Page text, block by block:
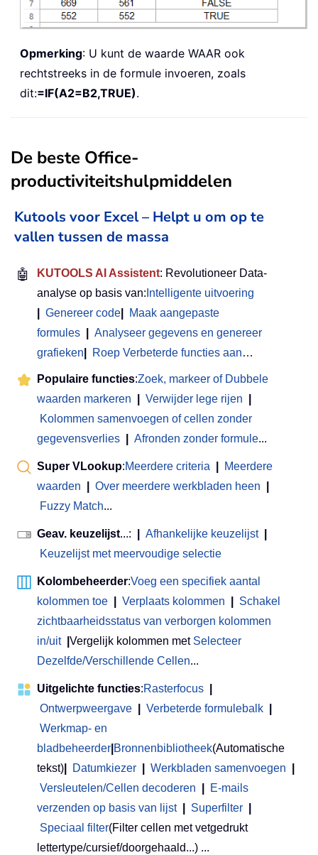
Opmerking: U kunt de waarde WAAR ook
rechtstreeks in de formule invoeren, zoals
dit:=IF(A2=B2,TRUE).
De beste Office-
productiviteitshulpmiddelen
Kutools voor Excel – Helpt u om op te
vallen tussen de massa
🤖 KUTOOLS AI Assistent: Revolutioneer Data-
analyse op basis van: Intelligente uitvoering
Genereer code
Maak aangepaste
formules
Analyseer gegevens en genereer
grafieken
Roep Verbeterde functies aan…
Populaire functies:Zoek, markeer of Dubbele
waarden markeren
Verwijder lege rijen
Kolommen samenvoegen of cellen zonder
gegevensverlies
Afronden zonder formule...
Super VLookup:Meerdere criteria
Meerdere
waarden
Over meerdere werkbladen heen
Fuzzy Match...
Geav. keuzelijst...: Afhankelijke keuzelijst
Keuzelijst met meervoudige selectie
Kolombeheerder:Voeg een specifiek aantal
kolommen toe
Verplaats kolommen
Schakel
zichtbaarheidsstatus van verborgen kolommen
in/uit
Vergelijk kolommen met Selecteer
Dezelfde/Verschillende Cellen...
Uitgelichte functies:Rasterfocus
Ontwerpweergave
Verbeterde formulebalk
Werkmap- en
bladbeheerder Bronnenbibliotheek(Automatische
tekst)
Datumkiezer Werkbladen samenvoegen
Versleutelen/Cellen decoderen
E-mails
verzenden op basis van lijst
Superfilter
Speciaal filter(Filter cellen met vetgedrukt
lettertype/cursief/doorgehaald...) ...